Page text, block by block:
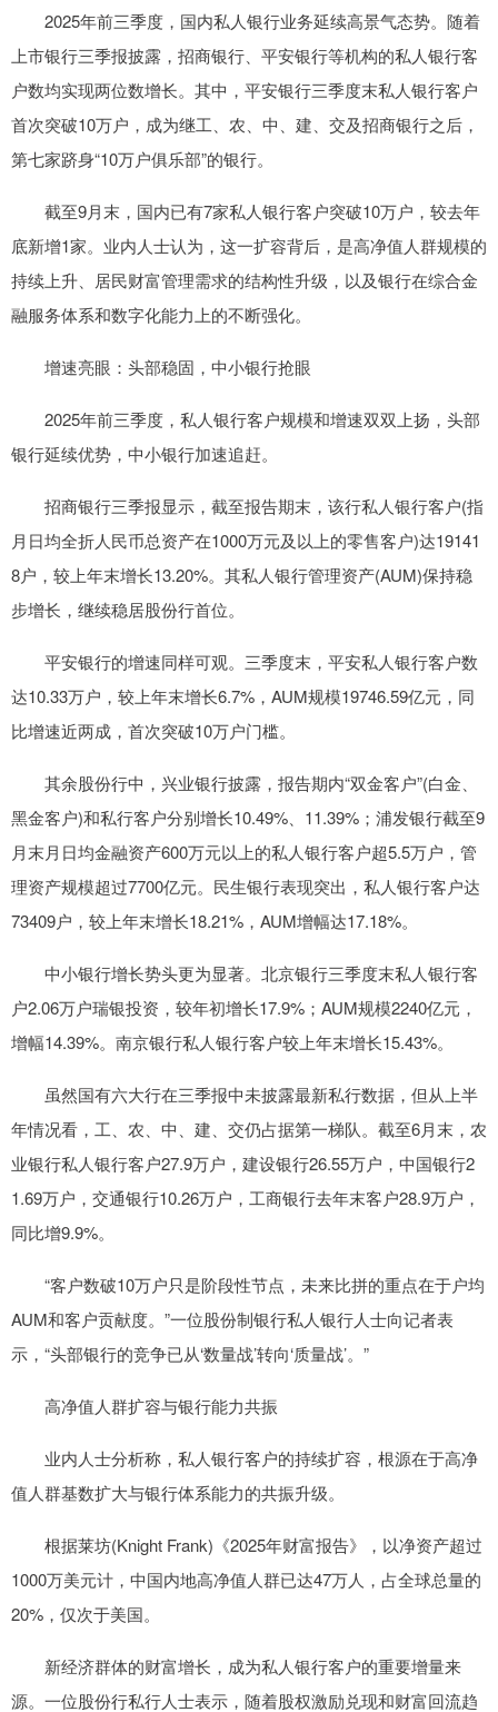
2025年前三季度，国内私人银行业务延续高景气态势。随着
上市银行三季报披露，招商银行、平安银行等机构的私人银行客
户数均实现两位数增长。其中，平安银行三季度末私人银行客户
首次突破10万户，成为继工、农、中、建、交及招商银行之后，
第七家跻身“10万户俱乐部”的银行。
截至9月末，国内已有7家私人银行客户突破10万户，较去年
底新增1家。业内人士认为，这一扩容背后，是高净值人群规模的
持续上升、居民财富管理需求的结构性升级，以及银行在综合金
融服务体系和数字化能力上的不断强化。
增速亮眼：头部稳固，中小银行抢眼
2025年前三季度，私人银行客户规模和增速双双上扬，头部
银行延续优势，中小银行加速追赶。
招商银行三季报显示，截至报告期末，该行私人银行客户(指
月日均全折人民币总资产在1000万元及以上的零售客户)达19141
8户，较上年末增长13.20%。其私人银行管理资产(AUM)保持稳
步增长，继续稳居股份行首位。
平安银行的增速同样可观。三季度末，平安私人银行客户数
达10.33万户，较上年末增长6.7%，AUM规模19746.59亿元，同
比增速近两成，首次突破10万户门槛。
其余股份行中，兴业银行披露，报告期内“双金客户”(白金、
黑金客户)和私行客户分别增长10.49%、11.39%；浦发银行截至9
月末月日均金融资产600万元以上的私人银行客户超5.5万户，管
理资产规模超过7700亿元。民生银行表现突出，私人银行客户达
73409户，较上年末增长18.21%，AUM增幅达17.18%。
中小银行增长势头更为显著。北京银行三季度末私人银行客
户2.06万户瑞银投资，较年初增长17.9%；AUM规模2240亿元，
增幅14.39%。南京银行私人银行客户较上年末增长15.43%。
虽然国有六大行在三季报中未披露最新私行数据，但从上半
年情况看，工、农、中、建、交仍占据第一梯队。截至6月末，农
业银行私人银行客户27.9万户，建设银行26.55万户，中国银行2
1.69万户，交通银行10.26万户，工商银行去年末客户28.9万户，
同比增9.9%。
“客户数破10万户只是阶段性节点，未来比拼的重点在于户均
AUM和客户贡献度。”一位股份制银行私人银行人士向记者表
示，“头部银行的竞争已从‘数量战’转向‘质量战’。”
高净值人群扩容与银行能力共振
业内人士分析称，私人银行客户的持续扩容，根源在于高净
值人群基数扩大与银行体系能力的共振升级。
根据莱坊(Knight Frank)《2025年财富报告》，以净资产超过
1000万美元计，中国内地高净值人群已达47万人，占全球总量的
20%，仅次于美国。
新经济群体的财富增长，成为私人银行客户的重要增量来
源。一位股份行私行人士表示，随着股权激励兑现和财富回流趋